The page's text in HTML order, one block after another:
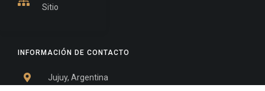
INFORMACIÓN DE CONTACTO
Jujuy, Argentina
Sitio